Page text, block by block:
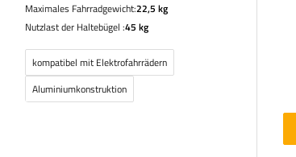
Maximales Fahrradgewicht:22,5 kg
Nutzlast der Haltebügel :45 kg
kompatibel mit Elektrofahrrädern
Aluminiumkonstruktion